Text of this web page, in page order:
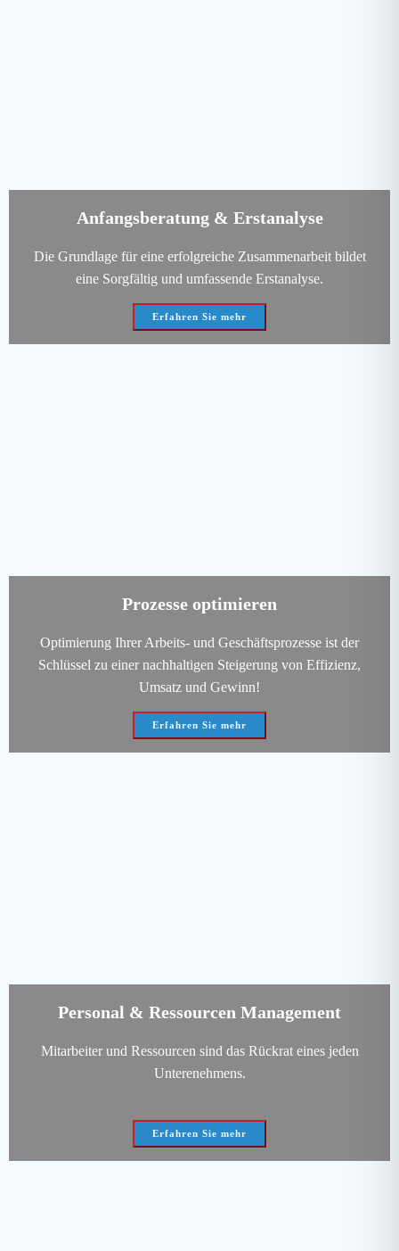
Anfangsberatung & Erstanalyse
Die Grundlage für eine erfolgreiche Zusammenarbeit bildet
eine Sorgfältig und umfassende Erstanalyse.
Erfahren Sie mehr
Prozesse optimieren
Optimierung Ihrer Arbeits- und Geschäftsprozesse ist der
Schlüssel zu einer nachhaltigen Steigerung von Effizienz,
Umsatz und Gewinn!
Erfahren Sie mehr
Personal & Ressourcen Management
Mitarbeiter und Ressourcen sind das Rückrat eines jeden
Unterenehmens.
Erfahren Sie mehr